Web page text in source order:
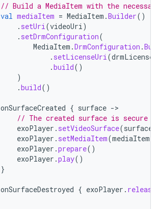
// Build a MediaItem with the
val mediaItem = MediaItem .Builder()
. setUri (videoUri )
. setDrmConfiguration(
MediaItem .DrmConfiguration .
. setLicenseUri (
.build()
)
.build()
onSurfaceCreated { surface -
// The created surface is secure
exoPlayer . setVideoSurface(surface
exoPlayer . setMediaItem(mediaItem
exoPlayer .prepare()
exoPlayer .play()
}
onSurfaceDestroyed { exoPlayer . release